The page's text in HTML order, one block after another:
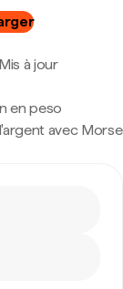
Mis à jour
en peso
avec Morse